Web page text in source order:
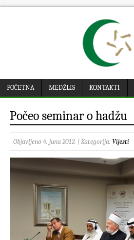
POČETNA MEDŽLIS KONTAKTI
Počeo seminar o hadžu
Objavljeno 4. juna 2012. | Kategorija: Vijesti